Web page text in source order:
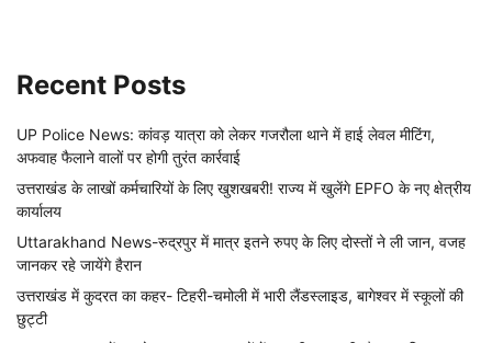
Recent Posts
UP Police News: कांवड़ यात्रा को लेकर गजरौला थाने में हाई लेवल मीटिंग,
अफवाह फैलाने वालों पर होगी तुरंत कार्रवाई
उत्तराखंड के लाखों कर्मचारियों के लिए खुशखबरी! राज्य में खुलेंगे EPFO के नए क्षेत्रीय
कार्यालय
Uttarakhand News-रुद्रपुर में मात्र इतने रुपए के लिए दोस्तों ने ली जान, वजह
जानकर रहे जायेंगे हैरान
उत्तराखंड में कुदरत का कहर- टिहरी-चमोली में भारी लैंडस्लाइड, बागेश्वर में स्कूलों की
छुट्टी